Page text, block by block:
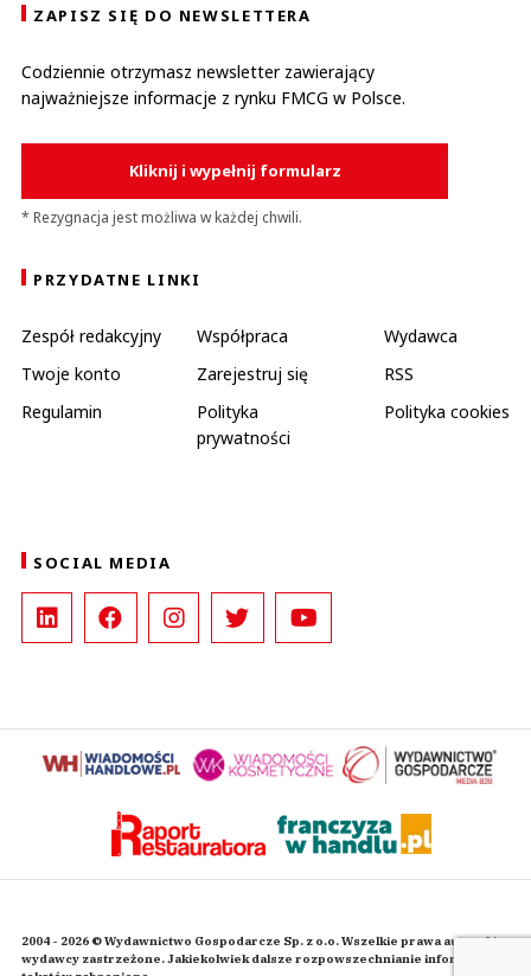
ZAPISZ SIĘ DO NEWSLETTERA
Codziennie otrzymasz newsletter zawierający
najważniejsze informacje z rynku FMCG w Polsce.
Kliknij i wypełnij formularz
* Rezygnacja jest możliwa w każdej chwili.
PRZYDATNE LINKI
Zespół redakcyjny Współpraca
Wydawca
Twoje konto
Zarejestruj się
RSS
Regulamin
Polityka
prywatności
Polityka cookies
SOCIAL MEDIA
2004 - 2026 © Wydawnictwo Gospodarcze Sp. z o.o. Wszelkie prawa autorskie
wydawcy zastrzeżone. Jakiekolwiek dalsze rozpowszechnianie informacji i